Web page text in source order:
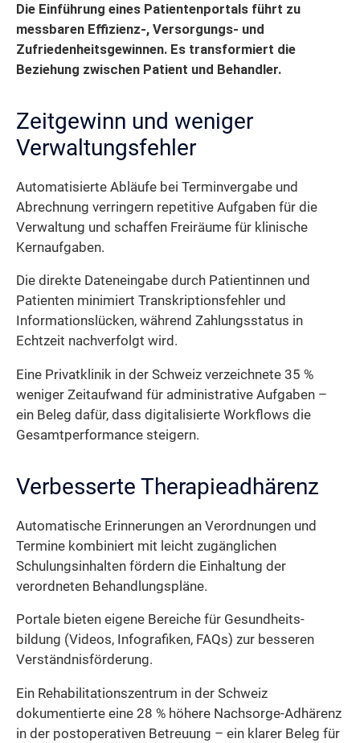
Die Einführung eines Patientenportals führt zu
messbaren Effizienz-, Versorgungs- und
Zufriedenheitsgewinnen. Es transformiert die
Beziehung zwischen Patient und Behandler.
Zeitgewinn und weniger
Verwaltungsfehler
Automatisierte Abläufe bei Terminvergabe und
Abrechnung verringern repetitive Aufgaben für die
Verwaltung und schaffen Freiräume für klinische
Kernaufgaben.
Die direkte Dateneingabe durch Patientinnen und
Patienten minimiert Transkriptionsfehler und
Informationslücken, während Zahlungsstatus in
Echtzeit nachverfolgt wird.
Eine Privatklinik in der Schweiz verzeichnete 35 %
weniger Zeitaufwand für administrative Aufgaben –
ein Beleg dafür, dass digitalisierte Workflows die
Gesamtperformance steigern.
Verbesserte Therapieadhärenz
Automatische Erinnerungen an Verordnungen und
Termine kombiniert mit leicht zugänglichen
Schulungs­inhalten fördern die Einhaltung der
verordneten Behandlungspläne.
Portale bieten eigene Bereiche für Gesundheits­
bildung (Videos, Infografiken, FAQs) zur besseren
Verständnisförderung.
Ein Rehabilitationszentrum in der Schweiz
dokumentierte eine 28 % höhere Nachsorge-Adhärenz
in der postoperativen Betreuung – ein klarer Beleg für